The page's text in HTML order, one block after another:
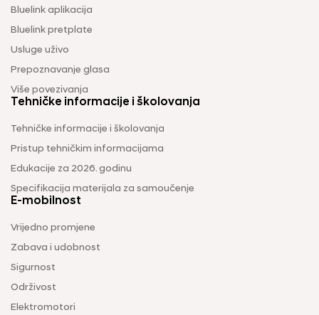
Bluelink aplikacija
Bluelink pretplate
Usluge uživo
Prepoznavanje glasa
Više povezivanja
Tehničke informacije i školovanja
Tehničke informacije i školovanja
Pristup tehničkim informacijama
Edukacije za 2026. godinu
Specifikacija materijala za samoučenje
E-mobilnost
Vrijedno promjene
Zabava i udobnost
Sigurnost
Održivost
Elektromotori